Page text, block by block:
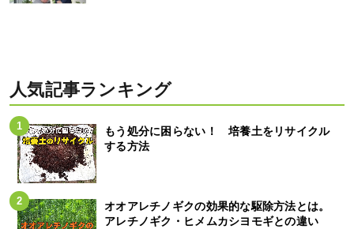
人気記事ランキング
もう処分に困らない！ 培養土をリサイクル
する方法
オオアレチノギクの効果的な駆除方法とは。
アレチノギク・ヒメムカシヨモギとの違い